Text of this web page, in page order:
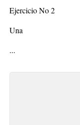
Ejercicio No 2
Una
...